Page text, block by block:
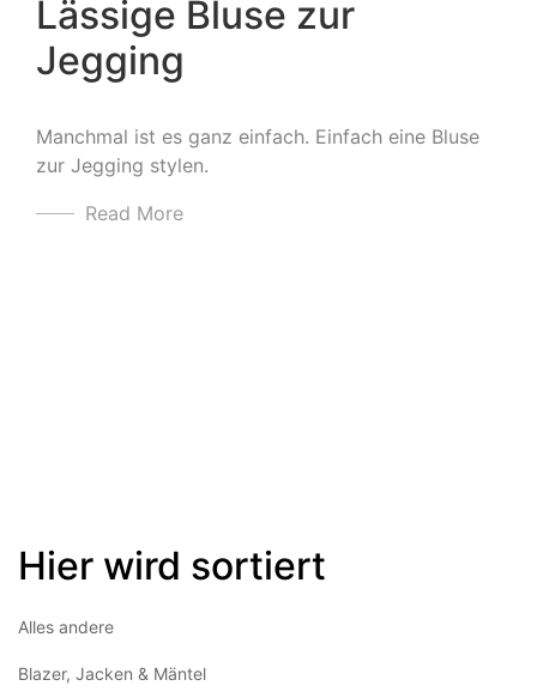
Lässige Bluse zur
Jegging
Manchmal ist es ganz einfach. Einfach eine Bluse
zur Jegging stylen.
Read More
Hier wird sortiert
Alles andere
Blazer, Jacken & Mäntel